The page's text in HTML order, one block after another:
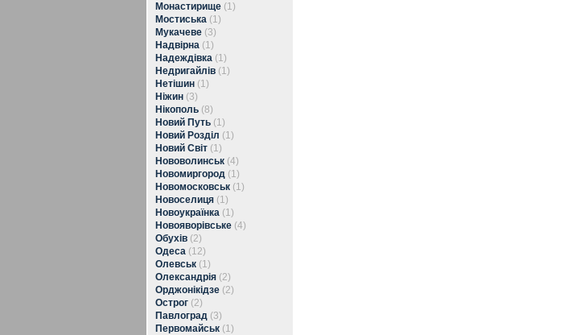
Монастирище (1)
Мостиська (1)
Мукачеве (3)
Надвірна (1)
Надеждівка (1)
Недригайлів (1)
Нетішин (1)
Ніжин (3)
Нікополь (8)
Новий Путь (1)
Новий Розділ (1)
Новий Світ (1)
Нововолинськ (4)
Новомиргород (1)
Новомосковськ (1)
Новоселиця (1)
Новоукраїнка (1)
Новояворівське (4)
Обухів (2)
Одеса (12)
Олевськ (1)
Олександрія (2)
Орджонікідзе (2)
Острог (2)
Павлоград (3)
Первомайськ (1)